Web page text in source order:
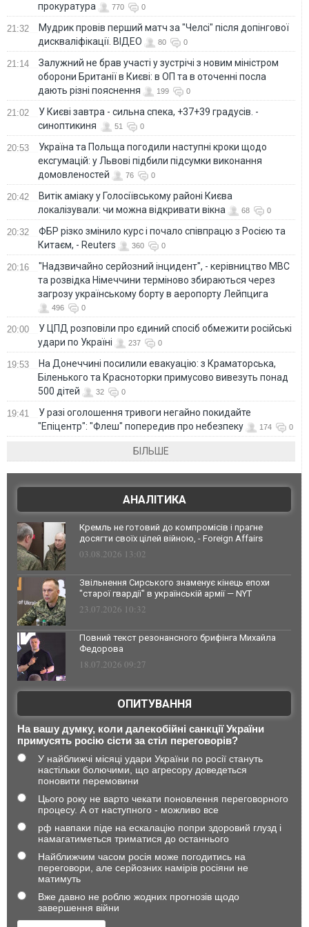
прокуратура 770 0
21:32
Мудрик провів перший матч за "Челсі" після допінгової
дискваліфікації. ВІДЕО
80 0
21:14
Залужний не брав участі у зустрічі з новим міністром
оборони Британії в Києві: в ОП та в оточенні посла
дають різні пояснення
199 0
21:02
У Києві завтра - сильна спека, +37+39 градусів. -
синоптикиня
51 0
20:53
Україна та Польща погодили наступні кроки щодо
ексгумацій: у Львові підбили підсумки виконання
домовленостей
76 0
20:42
Витік аміаку у Голосіївському районі Києва
локалізували: чи можна відкривати вікна
68 0
20:32
ФБР різко змінило курс і почало співпрацю з Росією та
Китаєм, - Reuters
360 0
20:16
"Надзвичайно серйозний інцидент", - керівництво МВС
та розвідка Німеччини терміново збираються через
загрозу українському борту в аеропорту Лейпцига
496 0
20:00
У ЦПД розповіли про єдиний спосіб обмежити російські
удари по Україні
237 0
19:53
На Донеччині посилили евакуацію: з Краматорська,
Біленького та Красноторки примусово вивезуть понад
500 дітей
32 0
19:41
У разі оголошення тривоги негайно покидайте
"Епіцентр": "Флеш" попередив про небезпеку
174 0
БІЛЬШЕ
АНАЛІТИКА
Кремль не готовий до компромісів і прагне
досягти своїх цілей війною, - Foreign Affairs
03.08.2026 13:02
Звільнення Сирського знаменує кінець епохи
"старої гвардії" в українській армії — NYT
23.07.2026 10:32
Повний текст резонансного брифінга Михайла
Федорова
18.07.2026 09:27
ОПИТУВАННЯ
На вашу думку, коли далекобійні санкції України
примусять росію сісти за стіл переговорів?
У найближчі місяці удари України по росії стануть
настільки болючими, що агресору доведеться
поновити перемовини
Цього року не варто чекати поновлення переговорного
процесу. А от наступного - можливо все
рф навпаки піде на ескалацію попри здоровий глузд і
намагатиметься триматися до останнього
Найближчим часом росія може погодитись на
переговори, але серйозних намірів росіяни не
матимуть
Вже давно не роблю жодних прогнозів щодо
завершення війни